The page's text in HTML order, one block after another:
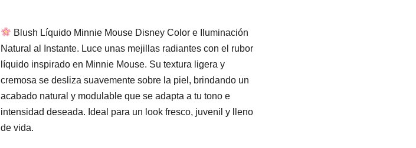
Blush Líquido Minnie Mouse Disney Color e Iluminación
Natural al Instante. Luce unas mejillas radiantes con el rubor
líquido inspirado en Minnie Mouse. Su textura ligera y
cremosa se desliza suavemente sobre la piel, brindando un
acabado natural y modulable que se adapta a tu tono e
intensidad deseada. Ideal para un look fresco, juvenil y lleno
de vida.